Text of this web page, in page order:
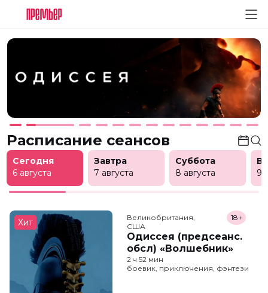
Расписание сеансов
Сегодня
6 августа
Завтра
7 августа
Суббота
8 августа
9
Хит
Великобритания,
США
Одиссея (предсеанс.
обсл) «Волшебник»
18+
2 ч 52 мин
боевик, приключения, фэнтези